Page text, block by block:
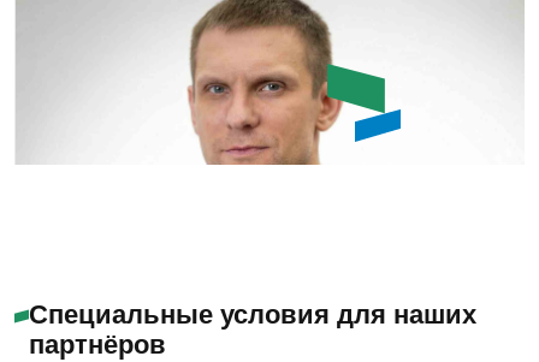
Помогу с выбором
Специальные условия для наших
партнёров